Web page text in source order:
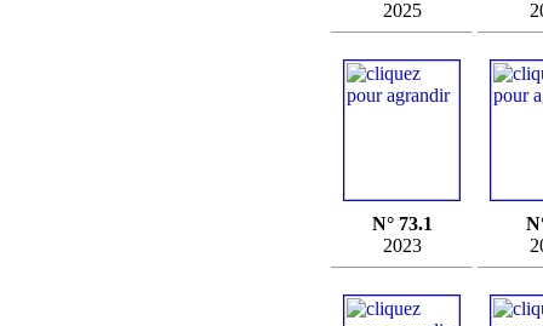
2025
N° 73.1
2023